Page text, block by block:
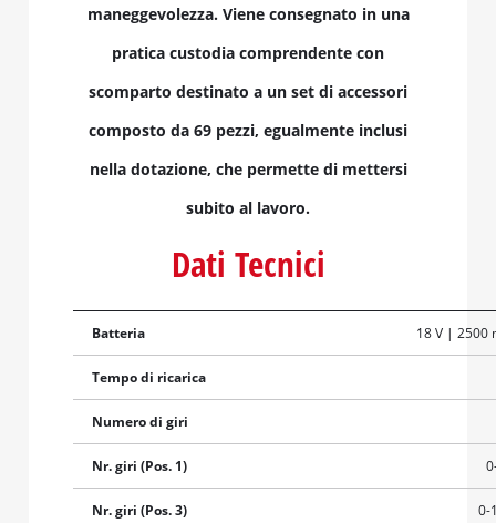
maneggevolezza. Viene consegnato in una
pratica custodia comprendente con
scomparto destinato a un set di accessori
composto da 69 pezzi, egualmente inclusi
nella dotazione, che permette di mettersi
subito al lavoro.
Dati Tecnici
Batteria 18 V | 2500
Tempo di ricarica
Numero di giri
Nr. giri (Pos. 1)
Nr. giri (Pos. 3) 0-